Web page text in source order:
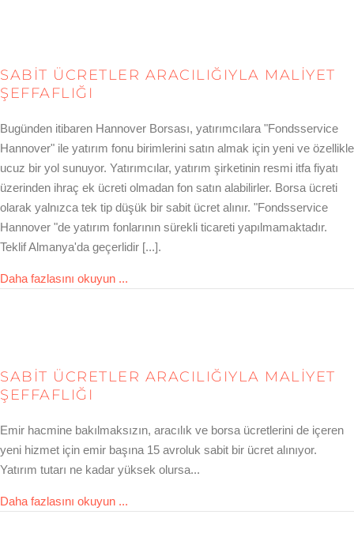
SABIT ÜCRETLER ARACILIĞIYLA MALIYET
ŞEFFAFLIĞI
Bugünden itibaren Hannover Borsası, yatırımcılara "Fondsservice
Hannover" ile yatırım fonu birimlerini satın almak için yeni ve özellikle
ucuz bir yol sunuyor. Yatırımcılar, yatırım şirketinin resmi itfa fiyatı
üzerinden ihraç ek ücreti olmadan fon satın alabilirler. Borsa ücreti
olarak yalnızca tek tip düşük bir sabit ücret alınır. "Fondsservice
Hannover "de yatırım fonlarının sürekli ticareti yapılmamaktadır.
Teklif Almanya'da geçerlidir [...].
Daha fazlasını okuyun ...
SABIT ÜCRETLER ARACILIĞIYLA MALIYET
ŞEFFAFLIĞI
Emir hacmine bakılmaksızın, aracılık ve borsa ücretlerini de içeren
yeni hizmet için emir başına 15 avroluk sabit bir ücret alınıyor.
Yatırım tutarı ne kadar yüksek olursa...
Daha fazlasını okuyun ...